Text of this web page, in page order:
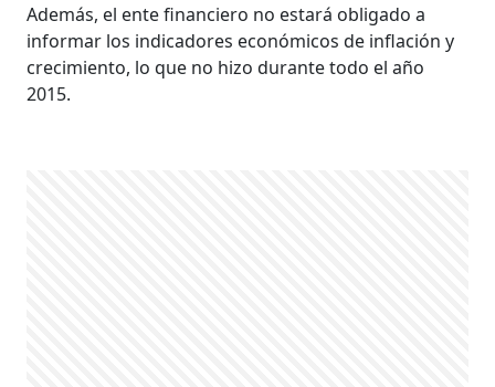
Además, el ente financiero no estará obligado a
informar los indicadores económicos de inflación y
crecimiento, lo que no hizo durante todo el año
2015.